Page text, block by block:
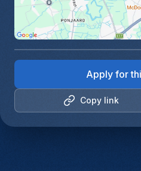
Copy link
Apply for